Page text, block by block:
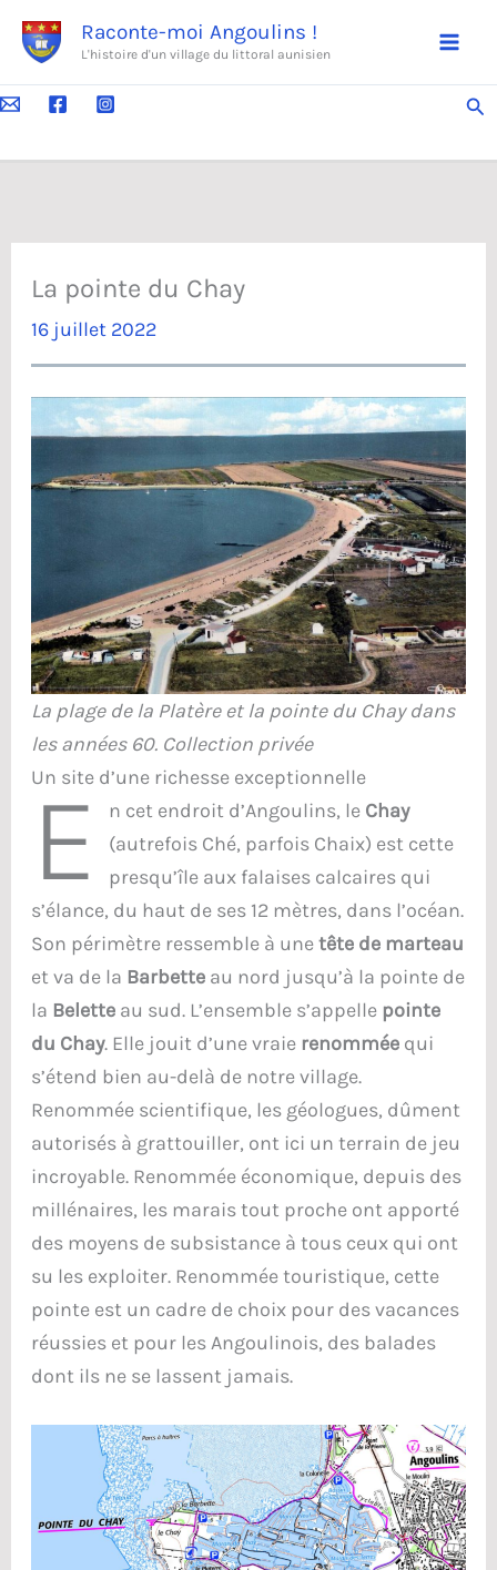
Aller
contenu
Raconte-moi Angoulins !
L'histoire d'un village du littoral aunisien
La pointe du Chay
16 juillet 2022
La plage de la Platère et la pointe du Chay dans
les années 60. Collection privée
Un site d’une richesse exceptionnelle
E n cet endroit d’Angoulins, le Chay
(autrefois Ché, parfois Chaix) est cette
presqu’île aux falaises calcaires qui
s’élance, du haut de ses 12 mètres, dans l’océan.
Son périmètre ressemble à unetête de marteau
et va de la Barbette au nord jusqu’à la pointe de
la Belette au sud. L’ensemble s’appelle pointe
du Chay. Elle jouit d’une vraie renomméequi
s’étend bien au-delà de notre village.
Renommée scientifique, les géologues, dûment
autorisés à grattouiller, ont ici un terrain de jeu
incroyable. Renommée économique, depuis des
millénaires, les marais tout proche ont apporté
des moyens de subsistance à tous ceux qui ont
su les exploiter. Renommée touristique, cette
pointe est un cadre de choix pour des vacances
réussies et pour les Angoulinois, des balades
dont ils ne se lassent jamais.